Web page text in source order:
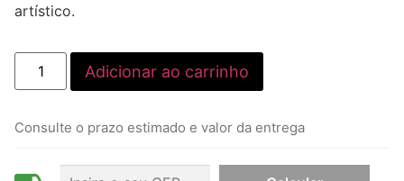
artístico.
Adicionar ao carrinho
Consulte o prazo estimado e valor da entrega